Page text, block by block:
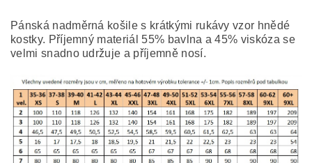
Pánská nadměrná košile s krátkými rukávy vzor hnědé
kostky. Příjemný materiál 55% bavlna a 45% viskóza se
velmi snadno udržuje a příjemně nosí.